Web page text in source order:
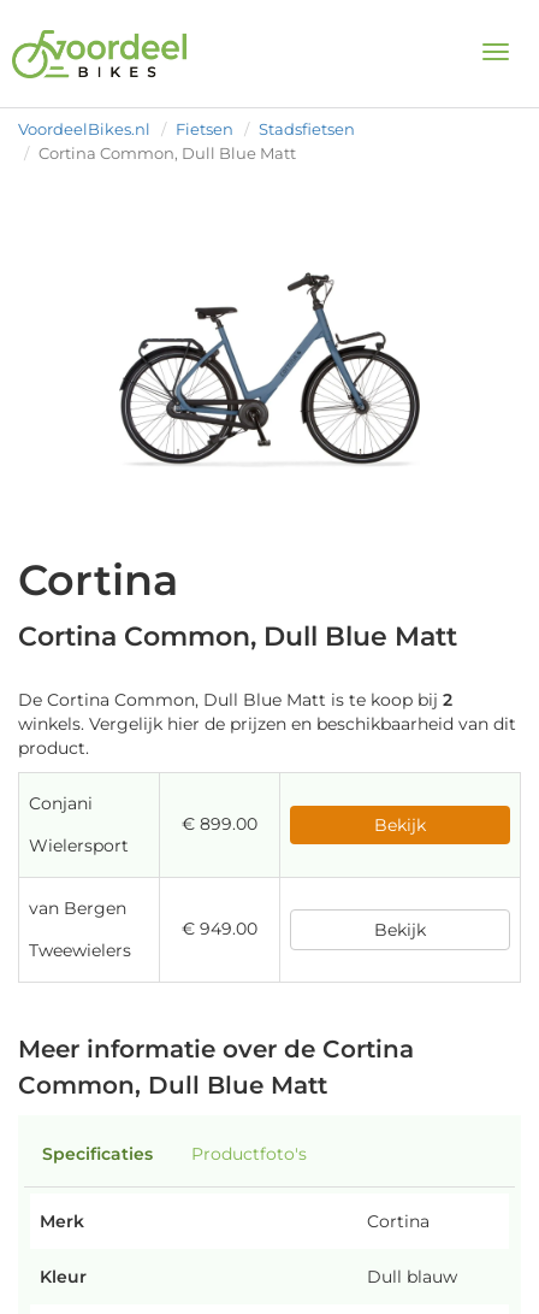
VoordeelBikes.nl Fietsen
Stadsfietsen
Cortina Common, Dull Blue Matt
Cortina
Cortina Common, Dull Blue Matt
De Cortina Common, Dull Blue Matt is te koop bij 2
winkels. Vergelijk hier de prijzen en beschikbaarheid van dit
product.
Conjani
Wielersport
€ 899.00 Bekijk
van Bergen
Tweewielers
€ 949.00 Bekijk
Meer informatie over de Cortina
Common, Dull Blue Matt
Specificaties Productfoto's
Merk Cortina
Kleur Dull blauw